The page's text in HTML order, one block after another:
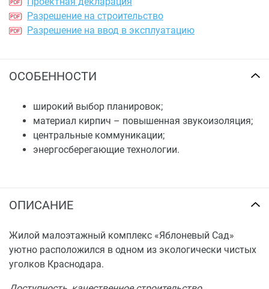
Разрешение на строительство
Разрешение на ввод в эксплуатацию
ОСОБЕННОСТИ
широкий выбор планировок;
материал кирпич – повышенная звукоизоляция;
центральные коммуникации;
энергосберегающие технологии.
ОПИСАНИЕ
Жилой малоэтажный комплекс «Яблоневый Сад»
уютно расположился в одном из экологически чистых
уголков Краснодара.